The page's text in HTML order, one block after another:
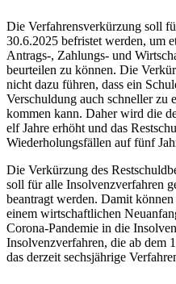
Die Verfahrensverkürzung soll
30.6.2025 befristet werden, um
Antrags-, Zahlungs- und
beurteilen zu können. Die
nicht dazu führen, dass ein
Verschuldung auch schneller zu
kommen kann. Daher wird die
elf Jahre erhöht und das
Wiederholungsfällen auf fünf
Die Verkürzung des
soll für alle Insolvenzverfahren
beantragt werden. Damit
einem wirtschaftlichen
Corona-Pandemie in die
Insolvenzverfahren, die ab dem
das derzeit sechsjährige